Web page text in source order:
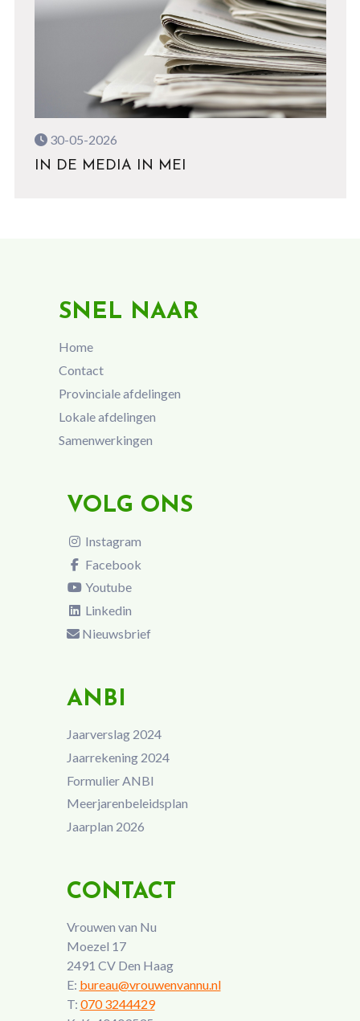
30-05-2026
IN DE MEDIA IN MEI
SNEL NAAR
Home
Contact
Provinciale afdelingen
Lokale afdelingen
Samenwerkingen
VOLG ONS
Instagram
Facebook
Youtube
Linkedin
Nieuwsbrief
ANBI
Jaarverslag 2024
Jaarrekening 2024
Formulier ANBI
Meerjarenbeleidsplan
Jaarplan 2026
CONTACT
Vrouwen van Nu
Moezel 17
2491 CV Den Haag
E: bureau@vrouwenvannu.nl
T: 070 3244429